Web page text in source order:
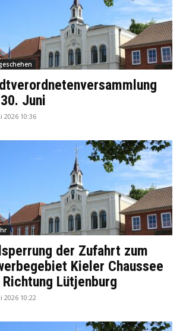
Juni
2026 10:36
der Zufahrt zum
Kieler Chaussee
Richtung Lütjenburg
2026 10:22